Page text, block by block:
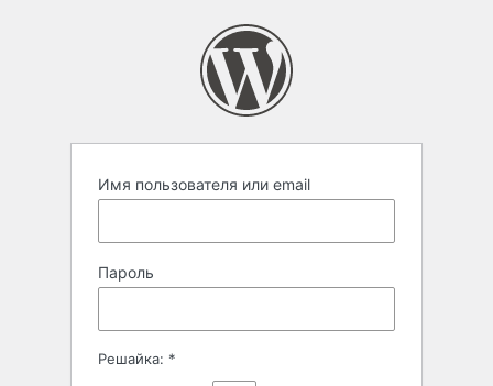
Имя пользователя или email
Пароль
Решайка: *